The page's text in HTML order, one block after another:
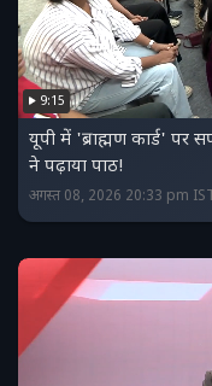
9:15
यूपी में 'ब्राह्मण कार्ड' पर
ने पढ़ाया पाठ!
अगस्त 08, 2026 20:33 pm